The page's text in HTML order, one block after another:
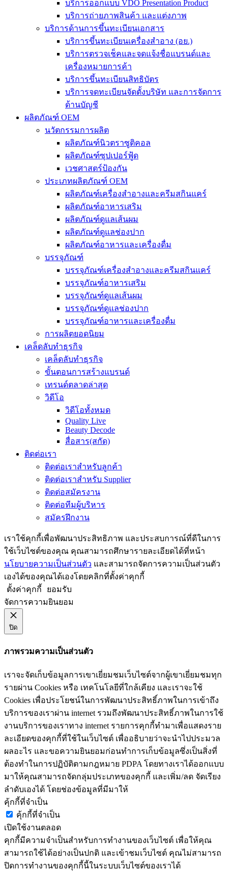
บริการออกแบบ VDO Presentation Product
บริการถ่ายภาพสินค้า และแต่งภาพ
บริการด้านการขึ้นทะเบียนเอกสาร
บริการขึ้นทะเบียนเครื่องสำอาง (อย.)
บริการตรวจเช็คและจดแจ้งชื่อแบรนด์และ
เครื่องหมายการค้า
บริการขึ้นทะเบียนสิทธิบัตร
บริการจดทะเบียนจัดตั้งบริษัท และการจัดการ
ด้านบัญชี
ผลิตภัณฑ์ OEM
นวัตกรรมการผลิต
ผลิตภัณฑ์นิวตราซูติคอล
ผลิตภัณฑ์ซุปเปอร์ฟู้ด
เวชศาสตร์ป้องกัน
ประเภทผลิตภัณฑ์ OEM
ผลิตภัณฑ์เครื่องสำอางและครีมสกินแคร์
ผลิตภัณฑ์อาหารเสริม
ผลิตภัณฑ์ดูแลเส้นผม
ผลิตภัณฑ์ดูแลช่องปาก
ผลิตภัณฑ์อาหารและเครื่องดื่ม
บรรจุภัณฑ์
บรรจุภัณฑ์เครื่องสำอางและครีมสกินแคร์
บรรจุภัณฑ์อาหารเสริม
บรรจุภัณฑ์ดูแลเส้นผม
บรรจุภัณฑ์ดูแลช่องปาก
บรรจุภัณฑ์อาหารและเครื่องดื่ม
การผลิตยอดนิยม
เคล็ดลับทำธุรกิจ
เคล็ดลับทำธุรกิจ
ขั้นตอนการสร้างแบรนด์
เทรนด์ตลาดล่าสุด
วิดีโอ
วิดีโอทั้งหมด
Quality Live
Beauty Decode
สื่อสาร(สกัด)
ติดต่อเรา
ติดต่อเราสำหรับลูกค้า
ติดต่อเราสำหรับ Supplier
ติดต่อสมัครงาน
ติดต่อทีมผู้บริหาร
สมัครฝึกงาน
เราใช้คุกกี้เพื่อพัฒนาประสิทธิภาพ และประสบการณ์ที่ดีในการ
ใช้เว็บไซต์ของคุณ คุณสามารถศึกษารายละเอียดได้ที่หน้า
นโยบายความเป็นส่วนตัว และสามารถจัดการความเป็นส่วนตัว
เองได้ของคุณได้เองโดยคลิกที่ตั้งค่าคุกกี้
ตั้งค่าคุกกี้
ยอมรับ
จัดการความยินยอม
ปิด
ภาพรวมความเป็นส่วนตัว
เราจะจัดเก็บข้อมูลการเขาเยี่ยมชมเว็บไซต์จากผู้เขาเยี่ยมชมทุก
รายผ่าน Cookies หรือ เทคโนโลยีที่ใกล้เคียง และเราจะใช้
Cookies เพื่อประโยชน์ในการพัฒนาประสิทธิ์ภาพในการเข้าถึง
บริการของเราผ่าน internet รวมถึงพัฒนาประสิทธิ์ภาพในการใช้
งานบริการของเราทาง internet รายการคุกกี้ทำมาเพื่อแสดงราย
ละเอียดของคุกกี้ที่ใช้ในเว็บไซต์ เพื่ออธิบายว่าจะนำไปประมวล
ผลอะไร และขอความยินยอมก่อนทำการเก็บข้อมูลซึ่งเป็นสิ่งที่
ต้องทำในการปฏิบัติตามกฎหมาย PDPA โดยทางเราได้ออกแบบ
มาให้คุณสามารถจัดกลุ่มประเภทของคุกกี้ และเพิ่ม/ลด จัดเรียง
ลำดับเองได้ โดยช่องข้อมูลที่มีมาให้
คุ้กกี้ที่จำเป็น
คุ้กกี้ที่จำเป็น
เปิดใช้งานตลอด
คุกกี้มีความจำเป็นสำหรับการทำงานของเว็บไซต์ เพื่อให้คุณ
สามารถใช้ได้อย่างเป็นปกติ และเข้าชมเว็บไซต์ คุณไม่สามารถ
ปิดการทำงานของคุกกี้นี้ในระบบเว็บไซต์ของเราได้